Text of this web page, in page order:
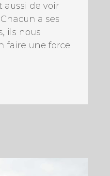
aussi de voir
a ses
ils nous
faire une force.